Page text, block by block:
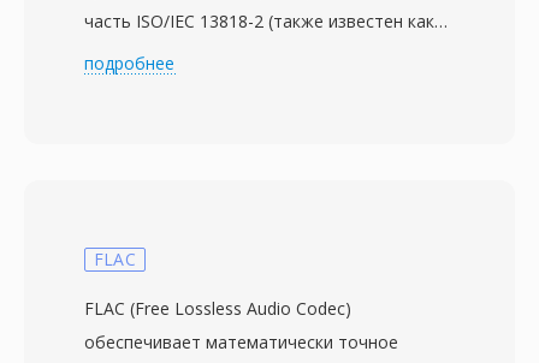
часть ISO/IEC 13818-2 (также известен как
ITU-T H.262) группой Moving Picture Experts
мультиплексирование. Это делает файлы
профессиональных процессах авторинга,
подробнее
FLAC
FLAC (Free Lossless Audio Codec)
обеспечивает математически точное